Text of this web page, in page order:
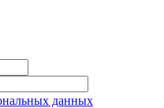
данных